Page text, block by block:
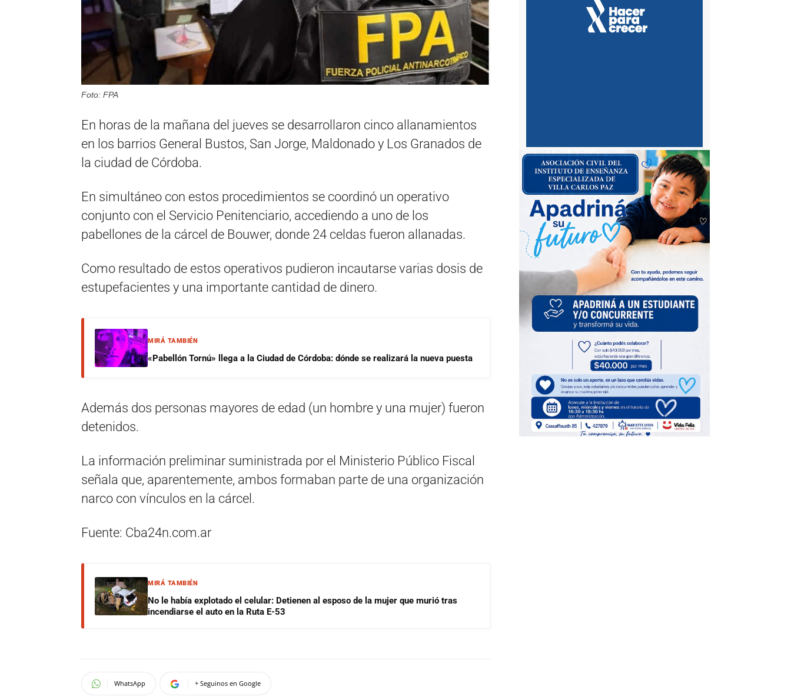
Foto: FPA
En horas de la mañana del jueves se desarrollaron cinco allanamientos
en los barrios General Bustos, San Jorge, Maldonado y Los Granados de
la ciudad de Córdoba.
En simultáneo con estos procedimientos se coordinó un operativo
conjunto con el Servicio Penitenciario, accediendo a uno de los
pabellones de la cárcel de Bouwer, donde 24 celdas fueron allanadas.
Como resultado de estos operativos pudieron incautarse varias dosis de
estupefacientes y una importante cantidad de dinero.
MIRÁ TAMBIÉN
«Pabellón Tornú» llega a la Ciudad de Córdoba: dónde se realizará la nueva puesta
Además dos personas mayores de edad (un hombre y una mujer) fueron
detenidos.
La información preliminar suministrada por el Ministerio Público Fiscal
señala que, aparentemente, ambos formaban parte de una organización
narco con vínculos en la cárcel.
Fuente: Cba24n.com.ar
MIRÁ TAMBIÉN
No le había explotado el celular: Detienen al esposo de la mujer que murió tras
incendiarse el auto en la Ruta E-53
WhatsApp + Seguinos en Google